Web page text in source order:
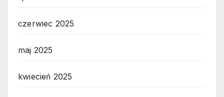
czerwiec 2025
maj 2025
kwiecień 2025